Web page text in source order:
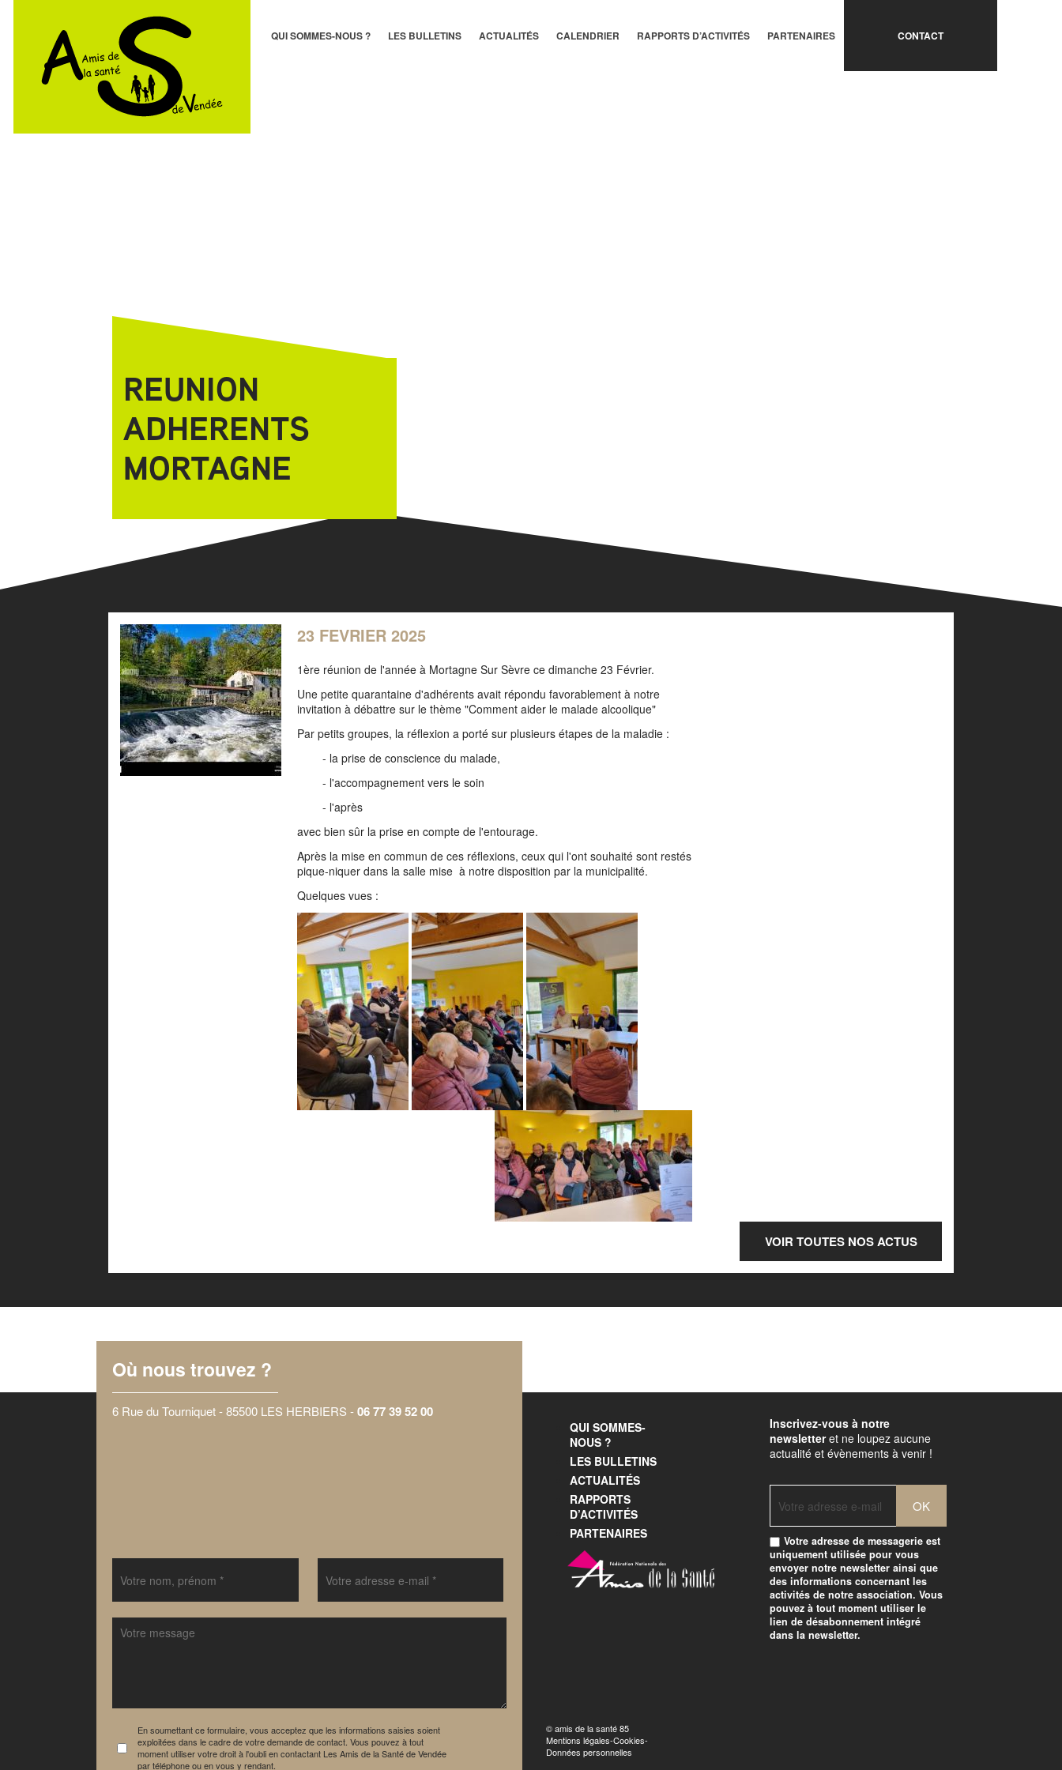
QUI SOMMES-NOUS ? LES BULLETINS ACTUALITÉS CALENDRIER RAPPORTS D’ACTIVITÉS PARTENAIRES CONTACT
REUNION
ADHERENTS
MORTAGNE
23 FEVRIER 2025
1ère réunion de l'année à Mortagne Sur Sèvre ce dimanche 23 Février.
Une petite quarantaine d'adhérents avait répondu favorablement à notre
invitation à débattre sur le thème "Comment aider le malade alcoolique"
Par petits groupes, la réflexion a porté sur plusieurs étapes de la maladie :
- la prise de conscience du malade,
- l'accompagnement vers le soin
- l'après
avec bien sûr la prise en compte de l'entourage.
Après la mise en commun de ces réflexions, ceux qui l'ont souhaité sont restés
pique-niquer dans la salle mise à notre disposition par la municipalité.
Quelques vues :
VOIR TOUTES NOS ACTUS
Où nous trouvez ?
6 Rue du Tourniquet - 85500 LES HERBIERS -06 77 39 52 00
En soumettant ce formulaire, vous acceptez que les informations saisies soient
exploitées dans le cadre de votre demande de contact. Vous pouvez à tout
moment utiliser votre droit à l'oubli en contactant Les Amis de la Santé de Vendée
par téléphone ou en vous y rendant.
QUI SOMMES-
NOUS ?
LES BULLETINS
ACTUALITÉS
RAPPORTS
D’ACTIVITÉS
PARTENAIRES
© amis de la santé 85
Mentions légales-Cookies-
Données personnelles
Inscrivez-vous à notre
newsletteret ne loupez aucune
actualité et évènements à venir !
Votre adresse de messagerie est
uniquement utilisée pour vous
envoyer notre newsletter ainsi que
des informations concernant les
activités de notre association. Vous
pouvez à tout moment utiliser le
lien de désabonnement intégré
dans la newsletter.